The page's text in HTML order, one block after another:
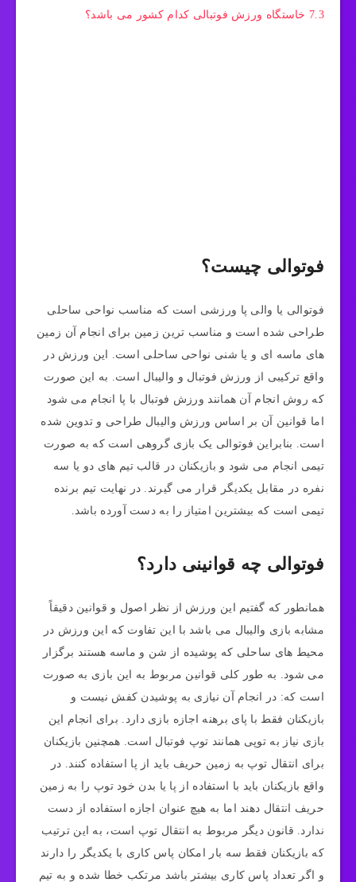
7.3 خاستگاه ورزش فوتبالی کدام کشور می باشد؟
فوتوالی چیست؟
فوتوالی یا والی پا ورزشی است که مناسب نواحی ساحلی
طراحی شده است و مناسب ترین زمین برای انجام آن زمین
های ماسه ای و یا شنی نواحی ساحلی است. این ورزش در
واقع ترکیبی از ورزش فوتبال و والیبال است. به این صورت
که روش انجام آن همانند ورزش فوتبال با پا انجام می ‌شود
اما قوانین آن بر اساس ورزش والیبال طراحی و تدوین شده
است. بنابراین فوتوالی یک بازی گروهی است که به صورت
تیمی انجام می ‌شود و بازیکنان در قالب تیم های دو یا سه
نفره در مقابل یکدیگر قرار می گیرند. در نهایت تیم برنده
تیمی است که بیشترین امتیاز را به دست آورده باشد.
فوتوالی چه قوانینی دارد؟
همانطور که گفتیم این ورزش از نظر اصول و قوانین دقیقاً
مشابه بازی والیبال می باشد با این تفاوت که این ورزش در
محیط های ساحلی که پوشیده از شن و ماسه هستند برگزار
می شود. به طور کلی قوانین مربوط به این بازی به صورت
است که: در انجام آن نیازی به پوشیدن کفش نیست و
بازیکنان فقط با پای برهنه اجازه بازی دارد. برای انجام این
بازی نیاز به توپی همانند توپ فوتبال است. همچنین بازیکنان
برای انتقال توپ به زمین حریف باید از پا استفاده کنند. در
واقع بازیکنان باید با استفاده از پا یا بدن خود توپ را به زمین
حریف انتقال دهند اما به هیچ عنوان اجازه استفاده از دست
ندارد. قانون دیگر مربوط به انتقال توپ است، به این ترتیب
که بازیکنان فقط سه بار امکان پاس کاری با یکدیگر را دارند
و اگر تعداد پاس کاری بیشتر باشد مرتکب خطا شده و به تیم